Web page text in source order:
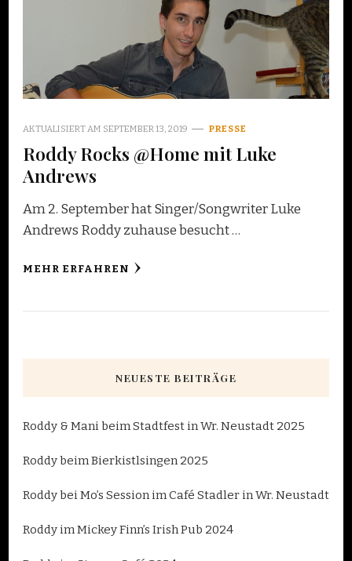
AKTUALISIERT AM SEPTEMBER 13, 2019 PRESSE
Roddy Rocks @Home mit Luke
Andrews
Am 2. September hat Singer/Songwriter Luke
Andrews Roddy zuhause besucht …
MEHR ERFAHREN
NEUESTE BEITRÄGE
Roddy & Mani beim Stadtfest in Wr. Neustadt 2025
Roddy beim Bierkistlsingen 2025
Roddy bei Mo’s Session im Café Stadler in Wr. Neustadt
Roddy im Mickey Finn’s Irish Pub 2024